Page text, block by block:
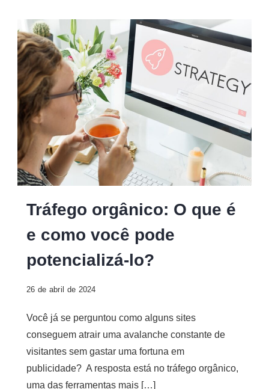
orgânico
Tráfego orgânico: O que é
e como você pode
potencializá-lo?
26 de abril de 2024
Você já se perguntou como alguns sites
conseguem atrair uma avalanche constante de
visitantes sem gastar uma fortuna em
publicidade? A resposta está no tráfego orgânico,
uma das ferramentas mais […]